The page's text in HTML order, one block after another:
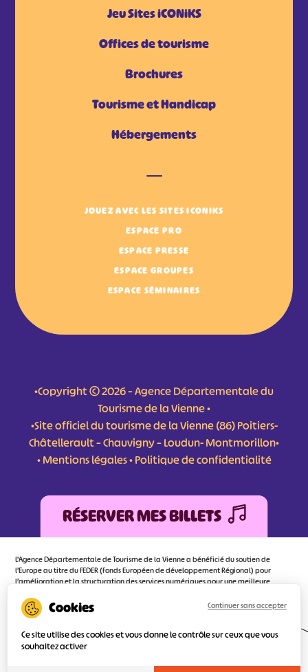
Jeu Sites iCONiKS
Offices de tourisme
Brochures
Tourisme et Handicap
Hébergements
JOUEZ AVEC LES SITES ICONIKS
ESPACE PRO
ESPACE PRESSE
ESPACE GROUPES
ESPACE SÉMINAIRES
•Copyright © 2026 – Agence Départementale du
Tourisme de la Vienne •
•Site officiel du tourisme de la Vienne (86) Poitiers-
Châtellerault – Chauvigny – Loudun- Montmorillon•
•Mentions légales•Politique de confidentialité
RÉSERVER MES BILLETS
L'Agence Départementale de Tourisme de la Vienne a bénéficié du soutien de
l’Europe au titre du FEDER (Fonds Européen de développement Régional) pour
l’amélioration et la structuration des services numériques pour une meilleure
d’orienter au mieux le visiteur.
Ce site utilise des cookies et vous donne le contrôle sur ceux que vous
souhaitez activer
Continuer sans accepter